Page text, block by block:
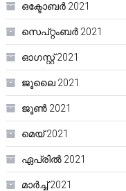
ഒക്ടോബർ 2021
സെപ്റ്റംബർ 2021
ഓഗസ്റ്റ്‌ 2021
ജൂലൈ 2021
ജൂൺ 2021
മെയ്‌ 2021
ഏപ്രിൽ 2021
മാർച്ച്‌ 2021